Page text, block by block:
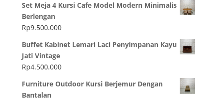
Set Meja 4 Kursi Cafe Model Modern Minimalis
Berlengan
Rp9.500.000
Buffet Kabinet Lemari Laci Penyimpanan Kayu
Jati Vintage
Rp4.500.000
Furniture Outdoor Kursi Berjemur Dengan
Bantalan